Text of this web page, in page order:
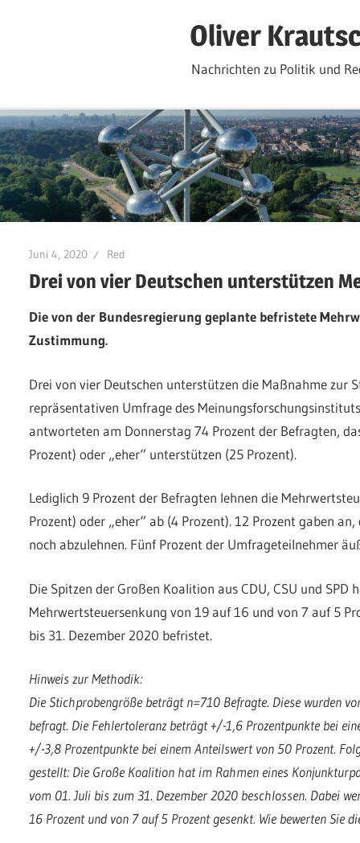
Oliver
Nachrichten zu Politik und
Juni 4, 2020 Red
Drei von vier Deutschen unterstützen
Die von der Bundesregierung geplante befristete
Zustimmung.
Drei von vier Deutschen unterstützen die Maßnahme zur
repräsentativen Umfrage des
antworteten am Donnerstag 74 Prozent der Befragten,
Prozent) oder „eher“ unterstützen (25 Prozent).
Lediglich 9 Prozent der Befragten lehnen die
Prozent) oder „eher“ ab (4 Prozent). 12 Prozent gaben
noch abzulehnen. Fünf Prozent der Umfrageteilnehmer
Die Spitzen der Großen Koalition aus CDU, CSU und
Mehrwertsteuersenkung von 19 auf 16 und von 7 auf 5
bis 31. Dezember 2020 befristet.
Hinweis zur Methodik:
Die Stichprobengröße beträgt n=710 Befragte. Diese wurden
befragt. Die Fehlertoleranz beträgt +/-1,6 Prozentpunkte bei
+/-3,8 Prozentpunkte bei einem Anteilswert von 50 Prozent.
gestellt: Die Große Koalition hat im Rahmen eines
vom 01. Juli bis zum 31. Dezember 2020 beschlossen. Dabei
16 Prozent und von 7 auf 5 Prozent gesenkt. Wie bewerten Sie